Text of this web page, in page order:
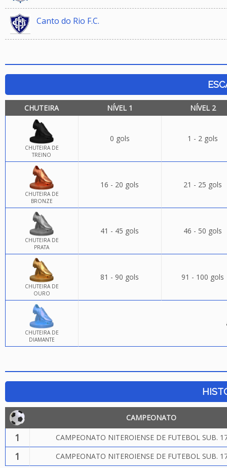
Canto do Rio F.C.
CHUTEIRA NÍVEL 1 NÍVEL 2
CHUTEIRA DE
TREINO
0 gols 1 - 2 gols
CHUTEIRA DE
BRONZE
16 - 20 gols 21 - 25 gols
CHUTEIRA DE
PRATA
41 - 45 gols 46 - 50 gols
CHUTEIRA DE
OURO
81 - 90 gols 91 - 100 gols
CHUTEIRA DE
DIAMANTE
CAMPEONATO
1 CAMPEONATO NITEROIENSE DE FUTEBOL SUB.
1 CAMPEONATO NITEROIENSE DE FUTEBOL SUB.